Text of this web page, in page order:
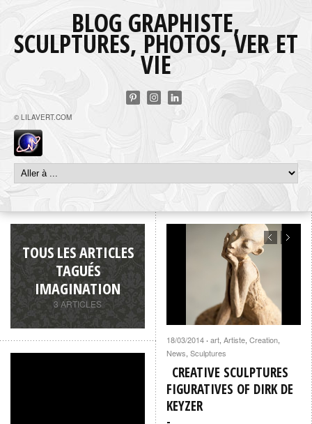
BLOG GRAPHISTE,
SCULPTURES, PHOTOS, VER ET
VIE
© LILAVERT.COM
TOUS LES ARTICLES
TAGUÉS
IMAGINATION
3 ARTICLES
18/03/2014 · art, Artiste, Creation,
News, Sculptures
CREATIVE SCULPTURES
FIGURATIVES OF DIRK DE
KEYZER